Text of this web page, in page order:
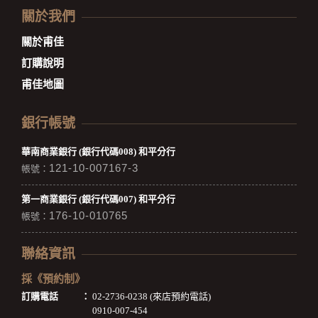
關於我們
關於甫佳
訂購說明
甫佳地圖
銀行帳號
華南商業銀行 (銀行代碼008) 和平分行
帳號： 121-10-007167-3
第一商業銀行 (銀行代碼007) 和平分行
帳號： 176-10-010765
聯絡資訊
採《預約制》
訂購電話 ： 02-2736-0238 (來店預約電話)
0910-007-454